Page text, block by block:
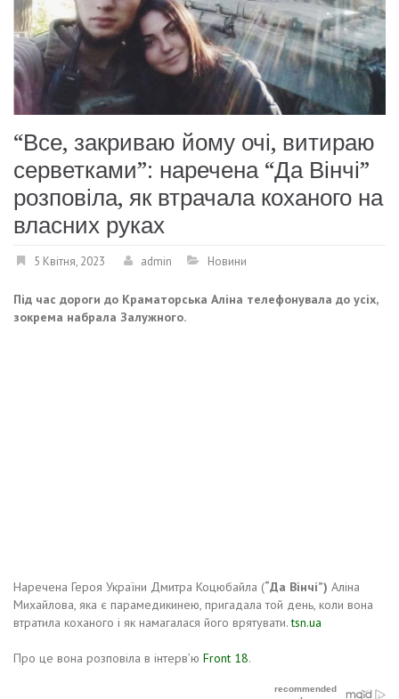
“Все, закриваю йому очі, витираю
серветками”: наречена “Да Вінчі”
розповіла, як втрачала коханого на
власних руках
5 Квітня, 2023 admin Новини
Під час дороги до Краматорська Аліна телефонувала до усіх,
зокрема набрала Залужного.
Наречена Героя України Дмитра Коцюбайла (“Да Вінчі”) Аліна
Михайлова, яка є парамедикинею, пригадала той день, коли вона
втратила коханого і як намагалася його врятувати.tsn.ua
Про це вона розповіла в інтерв’ю Front 18.